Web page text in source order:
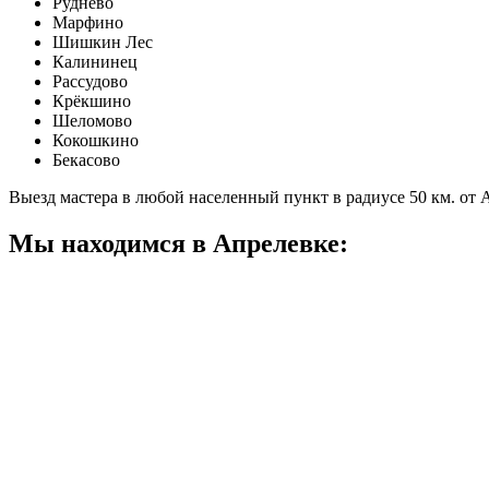
Марфино
Шишкин Лес
Калининец
Рассудово
Крёкшино
Шеломово
Кокошкино
Бекасово
Выезд мастера в любой населенный пункт в радиусе 50 км. от
Мы находимся в Апрелевке: